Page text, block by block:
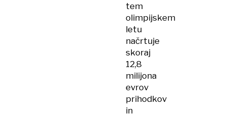
tem
olimpijskem
letu
načrtuje
skoraj
12,8
milijona
evrov
prihodkov
in